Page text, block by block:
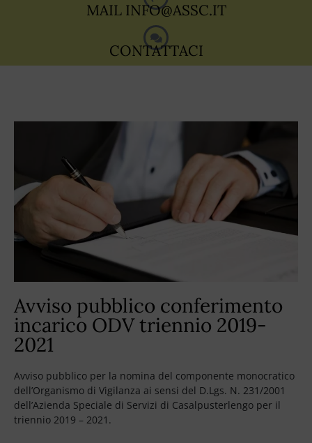
MAIL INFO@ASSC.IT
CONTATTACI
Avviso pubblico conferimento
incarico ODV triennio 2019-
2021
Avviso pubblico per la nomina del componente monocratico
dell’Organismo di Vigilanza ai sensi del D.Lgs. N. 231/2001
dell’Azienda Speciale di Servizi di Casalpusterlengo per il
triennio 2019 – 2021.